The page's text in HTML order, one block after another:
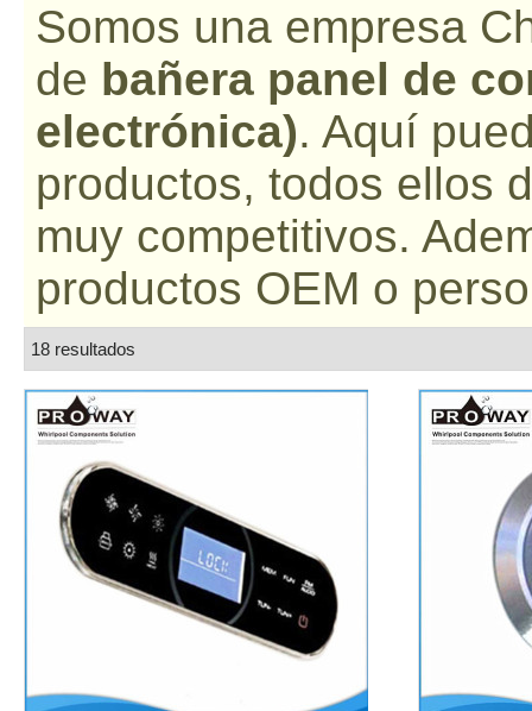
Somos una empresa
de bañera panel de
electrónica). Aquí
productos, todos ellos
muy competitivos.
productos OEM o
18 resultados